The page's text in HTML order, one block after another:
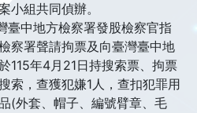
小組共同偵辦。
臺中地方檢察署發股檢察官指
察署聲請拘票及向臺灣臺中地
115年4月21日持搜索票、拘票
索，查獲犯嫌1人，查扣犯罪用
(外套、帽子、編號臂章、毛